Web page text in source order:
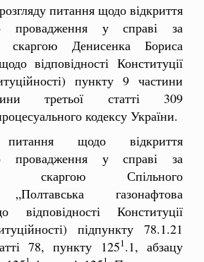
питання щодо відкриття
провадження у справі за
скаргою Денисенка Бориса
відповідності Конституції
пункту 9 частини
третьої статті 309
кодексу України.
щодо відкриття
провадження у справі за
скаргою Спільного
„Полтавська газонафтова
відповідності Конституції
підпункту 78.1.21
78, пункту 1251.1, абзацу